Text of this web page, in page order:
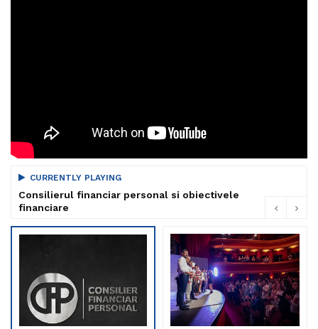
CURRENTLY PLAYING
Consilierul financiar personal si obiectivele
financiare